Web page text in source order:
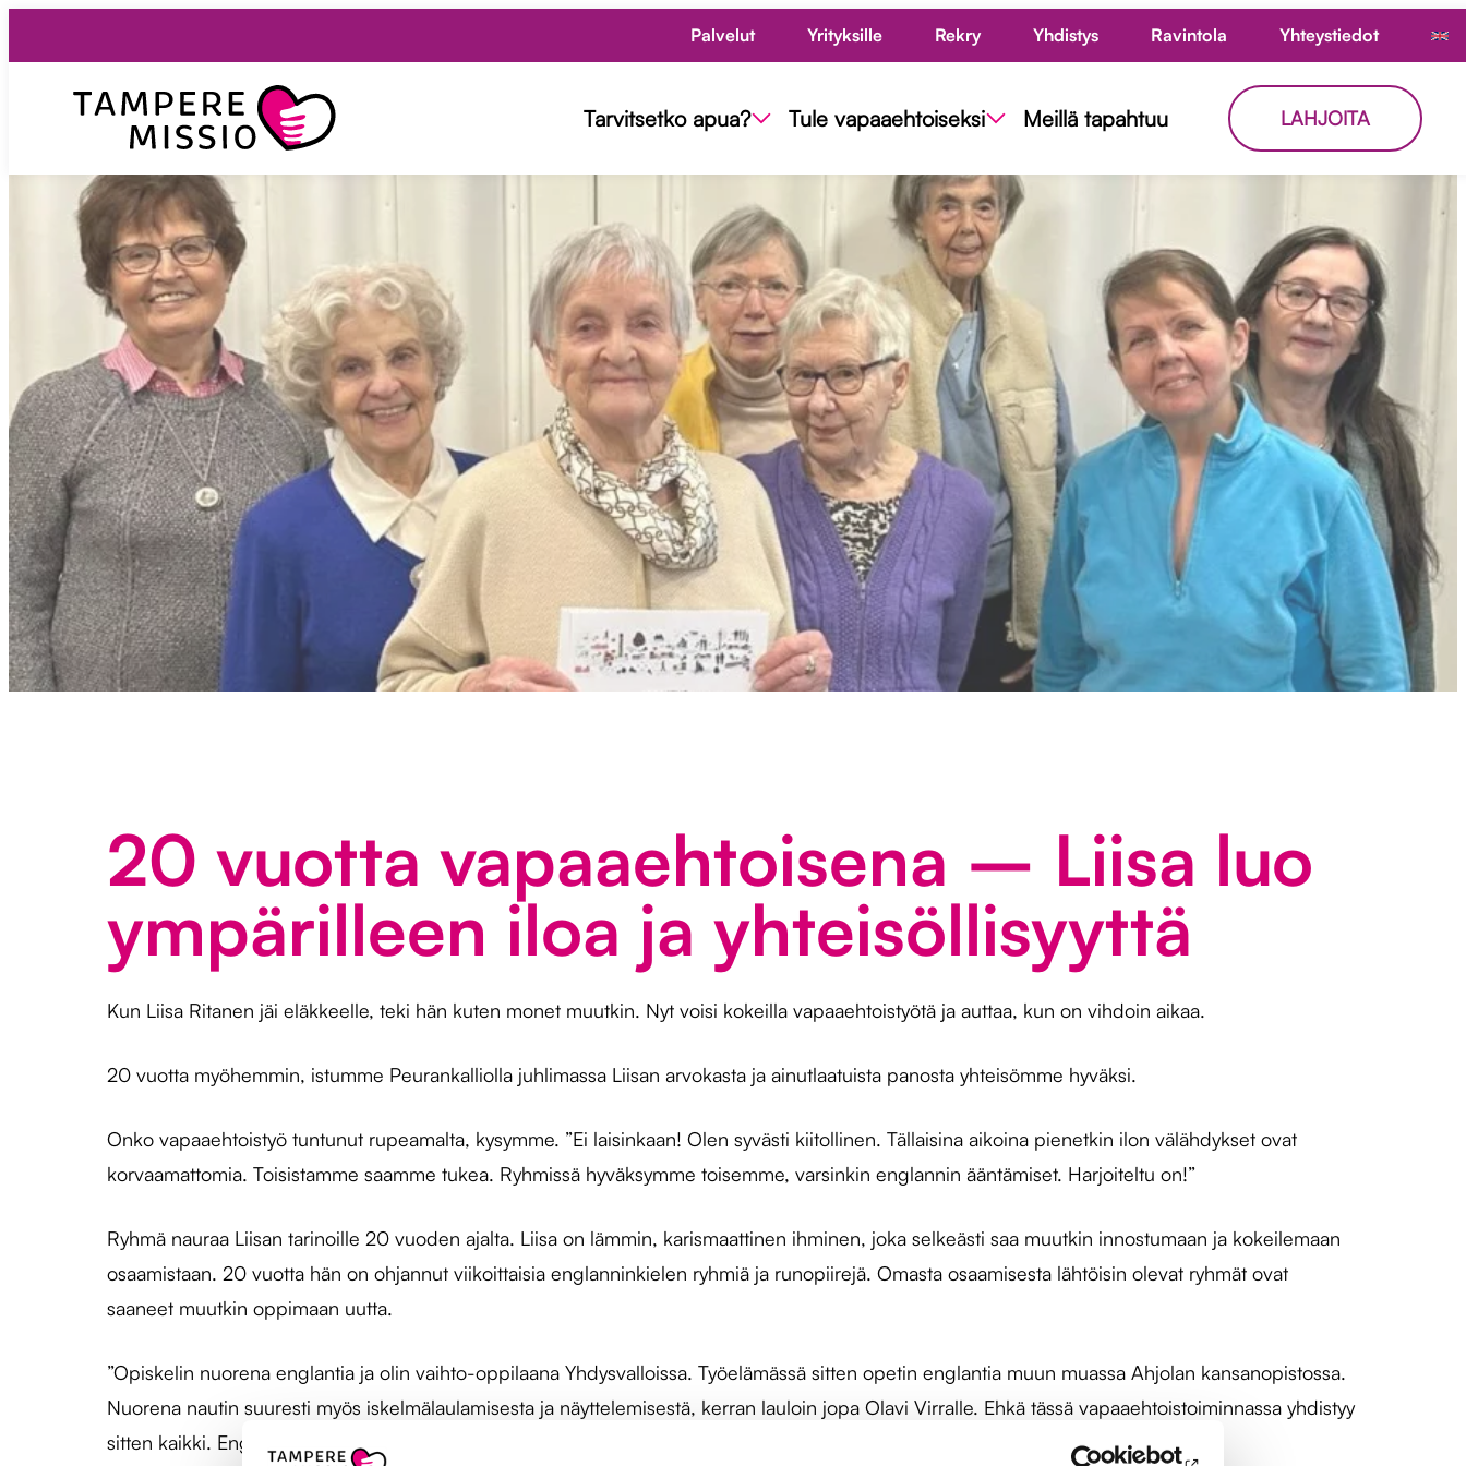
TampereMissio
Tarvitsetko apua? Tule vapaaehtoiseksi Meillä tapahtuu LAHJOITA
Palvelut Yrityksille Rekry Yhdistys Ravintola Yhteystiedot
20 vuotta vapaaehtoisena – Liisa luo
ympärilleen iloa ja yhteisöllisyyttä
Kun Liisa Ritanen jäi eläkkeelle, teki hän kuten monet muutkin. Nyt voisi kokeilla vapaaehtoistyötä ja auttaa, kun on vihdoin aikaa.
20 vuotta myöhemmin, istumme Peurankalliolla juhlimassa Liisan arvokasta ja ainutlaatuista panosta yhteisömme hyväksi.
Onko vapaaehtoistyö tuntunut rupeamalta, kysymme. ”Ei laisinkaan! Olen syvästi kiitollinen. Tällaisina aikoina pienetkin ilon välähdykset ovat
korvaamattomia. Toisistamme saamme tukea. Ryhmissä hyväksymme toisemme, varsinkin englannin ääntämiset. Harjoiteltu on!”
Ryhmä nauraa Liisan tarinoille 20 vuoden ajalta. Liisa on lämmin, karismaattinen ihminen, joka selkeästi saa muutkin innostumaan ja kokeilemaan
osaamistaan. 20 vuotta hän on ohjannut viikoittaisia englanninkielen ryhmiä ja runopiirejä. Omasta osaamisesta lähtöisin olevat ryhmät ovat
saaneet muutkin oppimaan uutta.
”Opiskelin nuorena englantia ja olin vaihto-oppilaana Yhdysvalloissa. Työelämässä sitten opetin englantia muun muassa Ahjolan kansanopistossa.
Nuorena nautin suuresti myös iskelmälaulamisesta ja näyttelemisestä, kerran lauloin jopa Olavi Virralle. Ehkä tässä vapaaehtoistoiminnassa yhdistyy
sitten kaikki. Englanniksi puhutaan, suomeksi nauretaan!”